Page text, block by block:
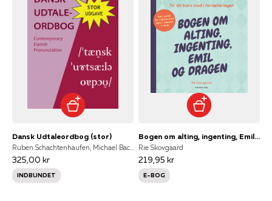
Dansk Udtaleordbog (stor)
Ruben Schachtenhaufen, Michael Bach Ipsen, Mikael Fabrin
325,00 kr
INDBUNDET
Bogen om alting, ingenting, Emil og dragen
Rie Skovgaard
219,95 kr
E-BOG